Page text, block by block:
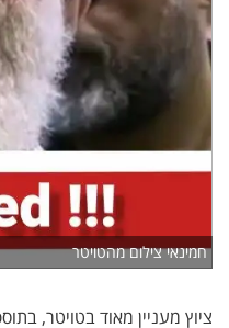
חמינאי צילום מהטויטר
ציוץ מעניין מאוד בטויטר,